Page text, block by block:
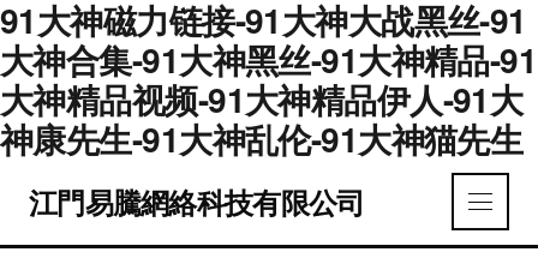
91大神磁力链接-91大神大战黑丝-91
大神合集-91大神黑丝-91大神精品-91
大神精品视频-91大神精品伊人-91大
神康先生-91大神乱伦-91大神猫先生
江門易騰網絡科技有限公司